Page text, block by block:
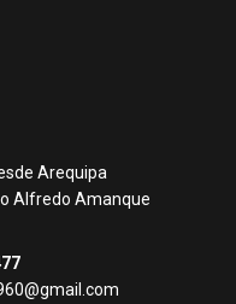
Arequipa
Alfredo Amanque